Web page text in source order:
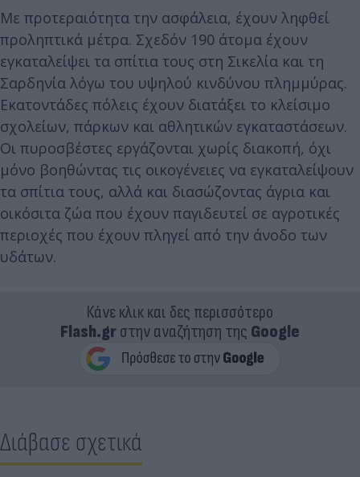
Με προτεραιότητα την ασφάλεια, έχουν ληφθεί
προληπτικά μέτρα. Σχεδόν 190 άτομα έχουν
εγκαταλείψει τα σπίτια τους στη Σικελία και τη
Σαρδηνία λόγω του υψηλού κινδύνου πλημμύρας.
Εκατοντάδες πόλεις έχουν διατάξει το κλείσιμο
σχολείων, πάρκων και αθλητικών εγκαταστάσεων.
Οι πυροσβέστες εργάζονται χωρίς διακοπή, όχι
μόνο βοηθώντας τις οικογένειες να εγκαταλείψουν
τα σπίτια τους, αλλά και διασώζοντας άγρια και
οικόσιτα ζώα που έχουν παγιδευτεί σε αγροτικές
περιοχές που έχουν πληγεί από την άνοδο των
υδάτων.
Κάνε κλικ και δες περισσότερο
Flash.grστην αναζήτηση της Google
Διάβασε σχετικά